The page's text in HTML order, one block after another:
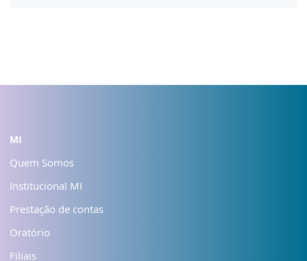
MI
Quem Somos
Institucional MI
Prestação de contas
Oratório
Filiais